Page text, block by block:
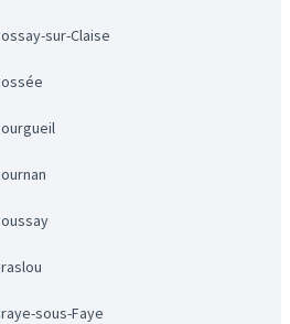
Bossay-sur-Claise
Bossée
Bourgueil
Bournan
Boussay
Braslou
Braye-sous-Faye